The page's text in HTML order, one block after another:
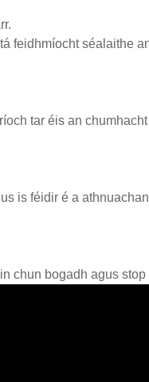
feidhmíocht séalaithe
tar éis an chumhacht
is féidir é a
chun bogadh agus stop